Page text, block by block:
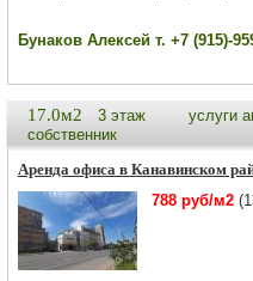
Бунаков Алексей т. +7 (915)-
17.0м2 3 этаж
услуги
собственник
Аренда офиса в Канавинском
788 руб/м2